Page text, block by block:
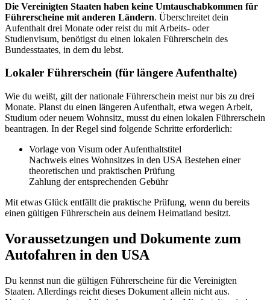
Die Vereinigten Staaten haben keine Umtauschabkommen für
Führerscheine mit anderen Ländern. Überschreitet dein
Aufenthalt drei Monate oder reist du mit Arbeits- oder
Studienvisum, benötigst du einen lokalen Führerschein des
Bundesstaates, in dem du lebst.
Lokaler Führerschein (für längere Aufenthalte)
Wie du weißt, gilt der nationale Führerschein meist nur bis zu drei
Monate. Planst du einen längeren Aufenthalt, etwa wegen Arbeit,
Studium oder neuem Wohnsitz, musst du einen lokalen Führerschein
beantragen. In der Regel sind folgende Schritte erforderlich:
Vorlage von Visum oder Aufenthaltstitel
Nachweis eines Wohnsitzes in den USA Bestehen einer
theoretischen und praktischen Prüfung
Zahlung der entsprechenden Gebühr
Mit etwas Glück entfällt die praktische Prüfung, wenn du bereits
einen gültigen Führerschein aus deinem Heimatland besitzt.
Voraussetzungen und Dokumente zum
Autofahren in den USA
Du kennst nun die gültigen Führerscheine für die Vereinigten
Staaten. Allerdings reicht dieses Dokument allein nicht aus.